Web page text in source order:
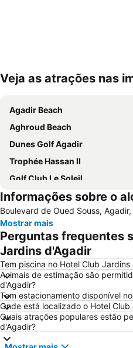
Ampliar mapa
Veja as atrações nas
Agadir Beach
Aghroud Beach
Dunes Golf Agadir
Trophée Hassan II
Golf Club Le Soleil
Informações sobre o
Boulevard de Oued Souss,
Mostrar mais
Perguntas frequentes
Jardins d'Agadir
Tem piscina no Hotel Club Jardins
Animais de estimação são
d'Agadir?
Tem estacionamento disponível
Onde está localizado o Hotel
Quais atrações populares estão
d'Agadir?